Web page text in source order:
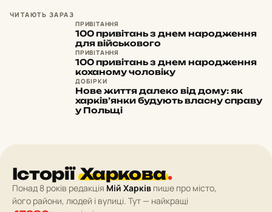
ЧИТАЮТЬ ЗАРАЗ
ПРИВІТАННЯ
100 привітань з днем народження
для військового
ПРИВІТАННЯ
100 привітань з днем народження
коханому чоловіку
ДОБІРКИ
Нове життя далеко від дому: як
харків’янки будують власну справу
у Польщі
Історії Харкова.
Понад 8 років редакція Мій Харків пише про місто,
його райони, людей і вулиці. Тут — найкращі